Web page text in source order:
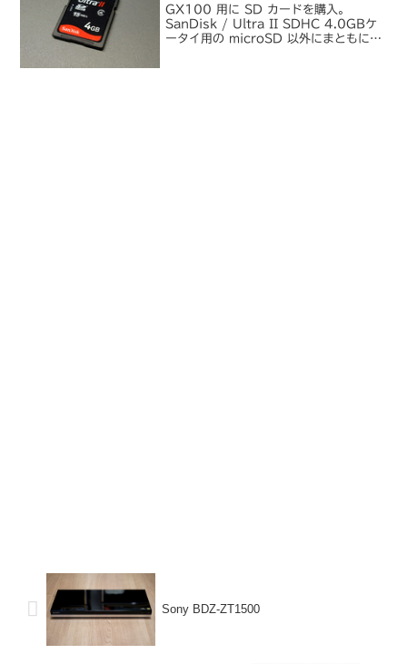
GX100 用に SD カードを購入。
SanDisk / Ultra II SDHC 4.0GBケ
ータイ用の microSD 以外にまともに
Sony BDZ-ZT1500